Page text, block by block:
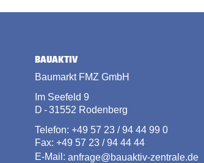
BAUAKTIV
Baumarkt FMZ GmbH
Im Seefeld 9
D - 31552 Rodenberg
Telefon: +49 57 23 / 94 44 99 0
Fax: +49 57 23 / 94 44 44
E-Mail: anfrage@bauaktiv-zentrale.de